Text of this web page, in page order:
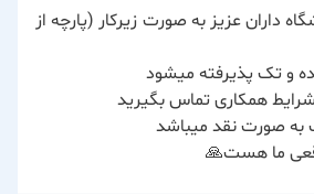
داران عزیز به صورت زیرکار (پارچه از
و تک پذیرفته میشود
همکاری تماس بگیرید
به صورت نقد میباشد
ما هست🙏